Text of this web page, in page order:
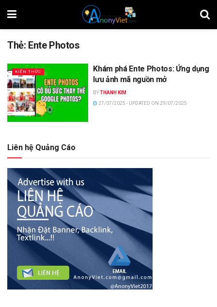
Thẻ: Ente Photos
KIẾN THỨC
Khám phá Ente Photos: Ứng dụng
lưu ảnh mã nguồn mở
BYTHANH KIM
27/07/2025 - UPDATED ON 29/07/2025
Liên hệ Quảng Cáo